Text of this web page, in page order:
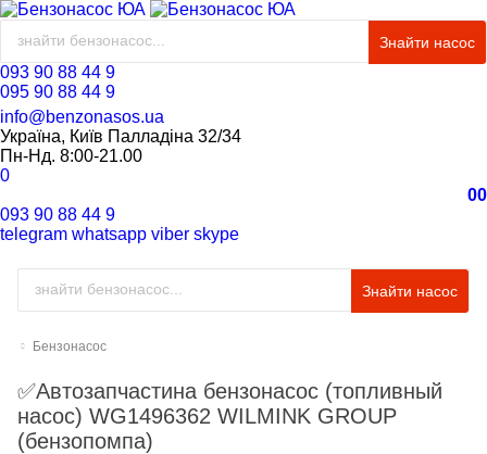
Знайти насос
093 90 88 44 9
095 90 88 44 9
info@benzonasos.ua
Україна, Київ Палладіна 32/34
Пн-Нд. 8:00-21.00
0
00
093 90 88 44 9
telegram whatsapp viber skype
Знайти насос
Бензонасос
✅Автозапчастина бензонасос (топливный
насос) WG1496362 WILMINK GROUP
(бензопомпа)